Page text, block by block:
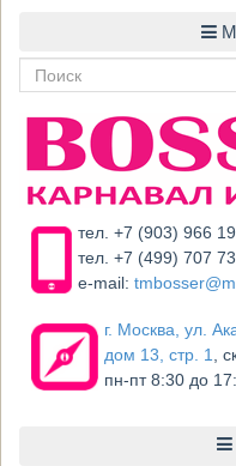
тел. +7 (903) 966
тел. +7 (499) 707
e-mail:
г. Москва, ул.
дом 13, стр. 1
,
пн-пт 8:30 до